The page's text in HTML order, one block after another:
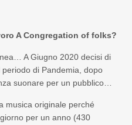
A Congregation of folks?
A Giugno 2020 decisi di
di Pandemia, dopo
suonare per un pubblico…
musica originale perché
per un anno (430